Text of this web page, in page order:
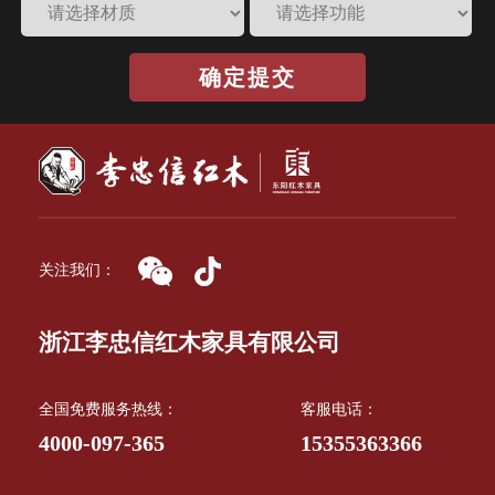
确定提交
关注我们：
浙江李忠信红木家具有限公司
全国免费服务热线：
4000-097-365
客服电话：
15355363366